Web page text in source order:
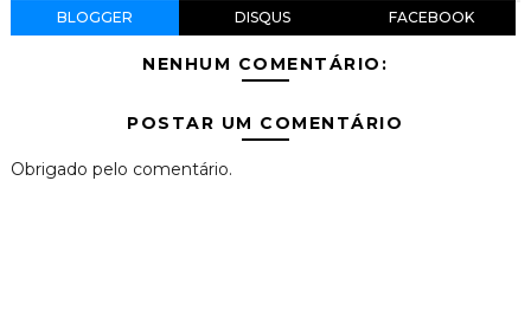
BLOGGER DISQUS FACEBOOK
NENHUM COMENTÁRIO:
POSTAR UM COMENTÁRIO
Obrigado pelo comentário.